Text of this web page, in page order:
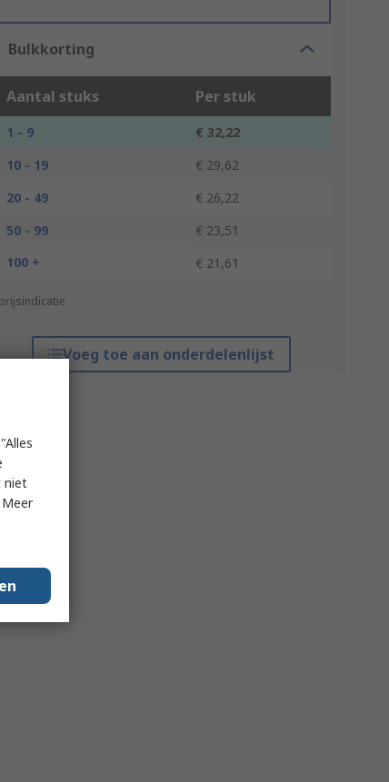
Bulkkorting
Aantal stuks Per stuk
1 - 9
€ 32,22
10 - 19
€ 29,62
20 - 49
€ 26,22
50 - 99
€ 23,51
100 +
€ 21,61
Voeg toe aan onderdelenlijst
niet